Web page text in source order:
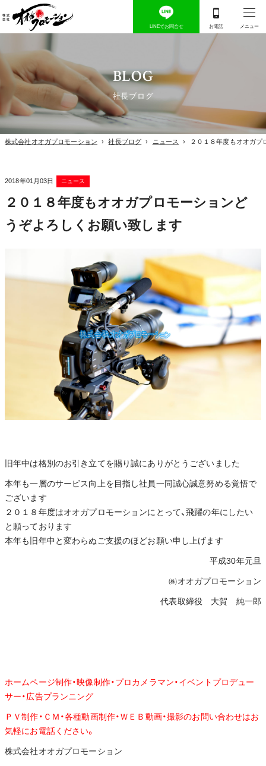
BLOG
社長ブログ
株式会社オオガプロモーション › 社長ブログ › ニュース › ２０１８年度もオオガ
2018年01月03日 ニュース
２０１８年度もオオガプロモーションど
うぞよろしくお願い致します
旧年中は格別のお引き立てを賜り誠にありがとうございました
本年も一層のサービス向上を目指し社員一同誠心誠意努める覚悟で
ございます
２０１８年度はオオガプロモーションにとって、飛躍の年にしたい
と願っております
本年も旧年中と変わらぬご支援のほどお願い申し上げます
平成30年元旦
㈱オオガプロモーション
代表取締役 大賀 純一郎
ホームページ制作・映像制作・プロカメラマン・イベントプロデュー
サー・広告プランニング
ＰＶ制作・ＣＭ・各種動画制作・ＷＥＢ動画・撮影のお問い合わせはお
気軽にお電話ください。
株式会社オオガプロモーション